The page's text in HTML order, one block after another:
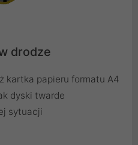
drodze
kartka papieru formatu A4
dyski twarde
sytuacji